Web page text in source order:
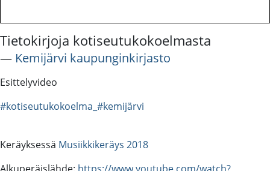
Tietokirjoja kotiseutukokoelmasta
― Kemijärvi kaupunginkirjasto
Esittelyvideo
#kotiseutukokoelma_#kemijärvi
Keräyksessä Musiikkikeräys 2018